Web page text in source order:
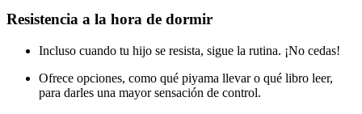
Resistencia a la hora de dormir
Incluso cuando tu hijo se resista, sigue la rutina. ¡No cedas!
Ofrece opciones, como qué piyama llevar o qué libro leer,
para darles una mayor sensación de control.